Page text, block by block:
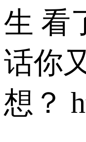
生 看
话你
想？